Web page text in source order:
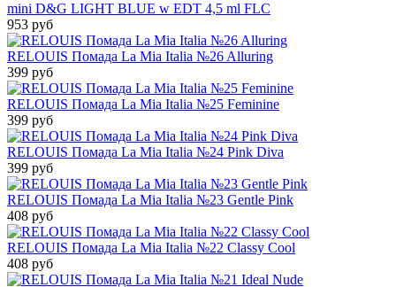
mini D&G LIGHT BLUE w EDT 4,5 ml FLC
953 руб
RELOUIS Помада La Mia Italia №26 Alluring
399 руб
RELOUIS Помада La Mia Italia №25 Feminine
399 руб
RELOUIS Помада La Mia Italia №24 Pink Diva
399 руб
RELOUIS Помада La Mia Italia №23 Gentle Pink
408 руб
RELOUIS Помада La Mia Italia №22 Classy Cool
408 руб